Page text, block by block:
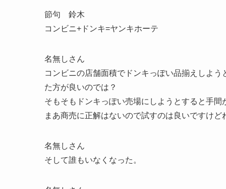
節句 鈴木
コンビニ+ドンキ=ヤンキホーテ
名無しさん
コンビニの店舗面積でドンキっぽい品揃えしよ
た方が良いのでは？
そもそもドンキっぽい売場にしようとすると手
まあ商売に正解はないので試すのは良いですけど
名無しさん
そして誰もいなくなった。